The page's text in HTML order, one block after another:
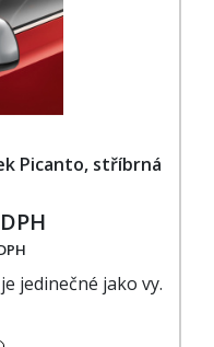
Picanto, stříbrná
jedinečné jako vy.